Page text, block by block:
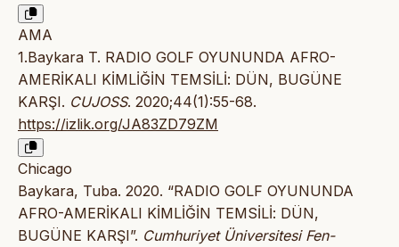
AMA
1.Baykara T. RADIO GOLF OYUNUNDA AFRO-
AMERİKALI KİMLİĞİN TEMSİLİ: DÜN, BUGÜNE
KARŞI. CUJOSS. 2020;44(1):55-68.
https://izlik.org/JA83ZD79ZM
Chicago
Baykara, Tuba. 2020. “RADIO GOLF OYUNUNDA
AFRO-AMERİKALI KİMLİĞİN TEMSİLİ: DÜN,
BUGÜNE KARŞI”. Cumhuriyet Üniversitesi Fen-